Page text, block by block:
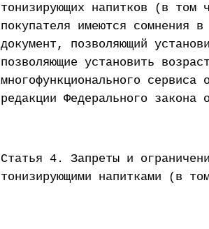
тонизирующих напитков (в том
покупателя имеются сомнения
документ, позволяющий
позволяющие установить
многофункционального
редакции Федерального
Статья 4. Запреты и
тонизирующими напитками (в